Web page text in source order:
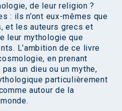
de leur religion ?
: ils n’ont eux-mêmes que
et les auteurs grecs et
leur mythologie que
L’ambition de ce livre
en prenant
un dieu ou un mythe,
particulièrement
autour de la